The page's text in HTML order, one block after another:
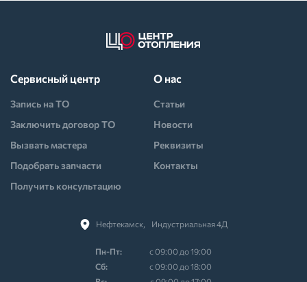
Нефтекамск,⠀Индустриальная 4Д
Пн-Пт:
с 09:00 до 19:00
Cб:
с 09:00 до 18:00
Сервисный центр
Запись на ТО
Заключить договор ТО
Вызвать мастера
Подобрать запчасти
Получить консультацию
О нас
Статьи
Новости
Реквизиты
Контакты